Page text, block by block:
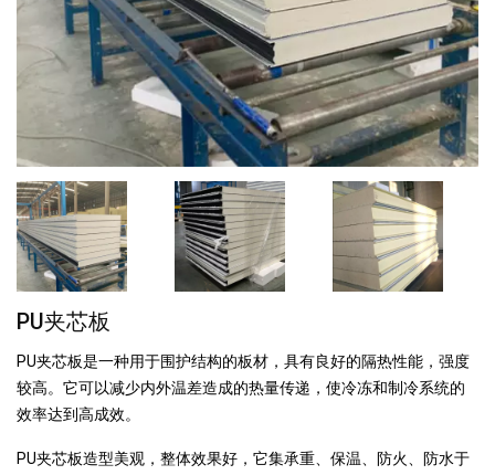
PU夹芯板
PU夹芯板是一种用于围护结构的板材，具有良好的隔热性能，强度
较高。它可以减少内外温差造成的热量传递，使冷冻和制冷系统的
效率达到高成效。
PU夹芯板造型美观，整体效果好，它集承重、保温、防火、防水于